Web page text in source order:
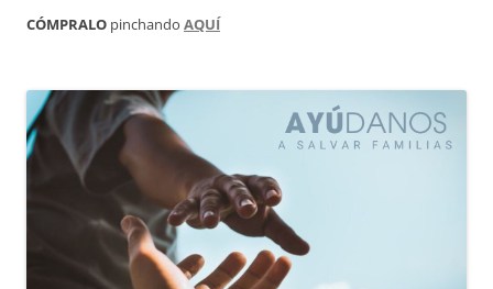
CÓMPRALO pinchando AQUÍ